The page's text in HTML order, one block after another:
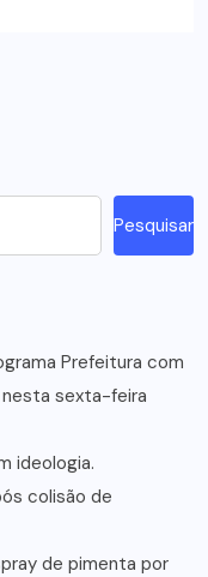
Pesquisar
Prefeitura com
nesta sexta-feira
ideologia.
colisão de
de pimenta por